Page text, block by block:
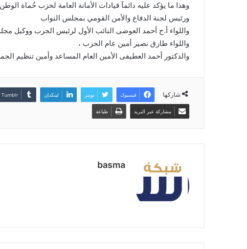
وهذا ما يؤكد عليه دائمآ قيادات الأمانة العامة لحزب حُماة
ورئيس لجنة الدفاع والأمن القومي بمجلس النواب
واللواء أ.ح أحمد العوضى النائب الأول لرئيس الحزب ووكيل
واللواء طارق نصير أمين عام الحزب ،
والدكتور أحمد العطيفى الأمين العام المساعد وأمين تنظيم
شاركها فيسبوك تويتر لينكدإن
مشاركة عبر البريد طباعة
basma